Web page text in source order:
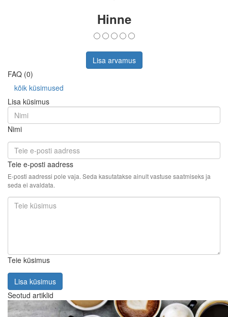
Hinne
Lisa arvamus
FAQ (0)
kõik küsimused
Lisa küsimus
Nimi
Teie e-posti aadress
E-posti aadressi pole vaja. Seda kasutatakse ainult vastuse saatmiseks ja
seda ei avaldata.
Teie küsimus
Lisa küsimus
Seotud artiklid